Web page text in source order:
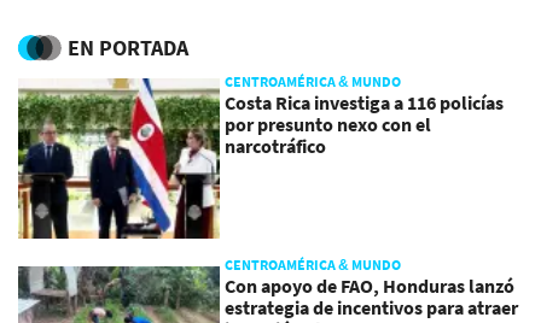
EN PORTADA
CENTROAMÉRICA & MUNDO
Costa Rica investiga a 116 policías
por presunto nexo con el
narcotráfico
CENTROAMÉRICA & MUNDO
Con apoyo de FAO, Honduras lanzó
estrategia de incentivos para atraer